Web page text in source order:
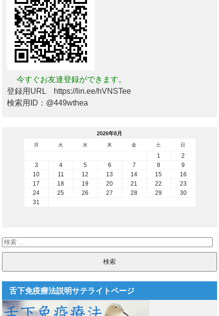
今すぐお友達登録ができます。
登録用URL https://lin.ee/hVNSTee
検索用ID：@449wthea
2026年8月
月 火 水 木 金 土 日
1
2
3
4 5 6 7 8
9
10
11 12 13 14 15
16
17
18 19 20 21 22
23
24
25 26 27 28 29
30
31
舌下免疫療法説明サテライトページ